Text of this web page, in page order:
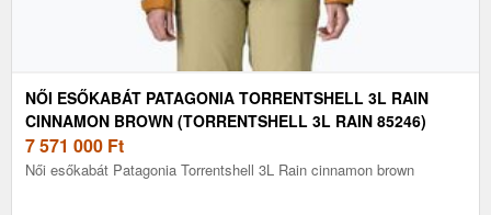
NŐI ESŐKABÁT PATAGONIA TORRENTSHELL 3L RAIN
CINNAMON BROWN (TORRENTSHELL 3L RAIN 85246)
7 571 000 Ft
Női esőkabát Patagonia Torrentshell 3L Rain cinnamon brown